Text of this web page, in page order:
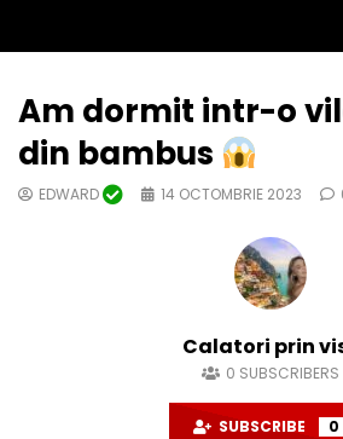
Am dormit intr-o
din bambus
EDWARD 14 OCTOMBRIE 2023
Calatori prin
0 SUBSCRIBERS
SUBSCRIBE 0